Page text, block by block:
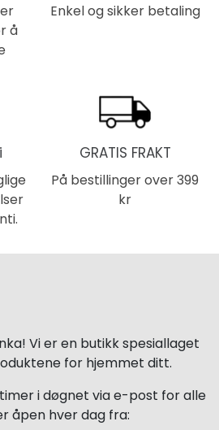
å
Enkel og sikker betaling
GRATIS FRAKT
På bestillinger over 399
kr
Vi er en butikk spesiallaget
for hjemmet ditt.
i døgnet via e-post for alle
åpen hver dag fra: